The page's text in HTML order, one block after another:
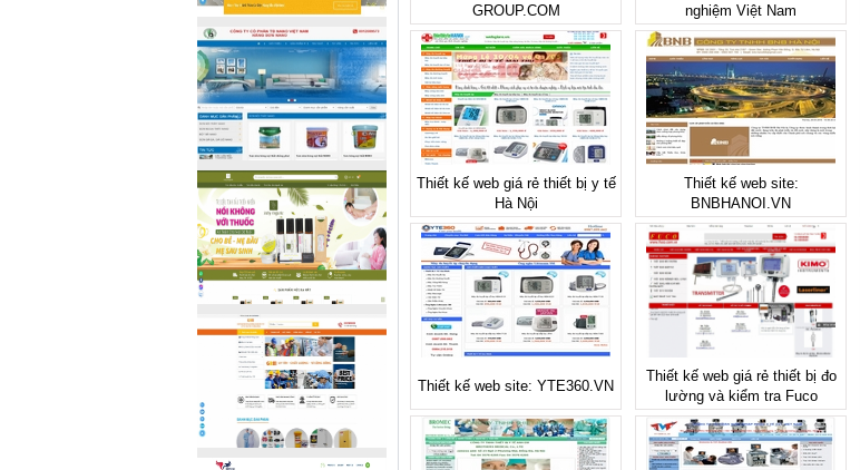
GROUP.COM
nghiệm Việt Nam
Thiết kế web giá rẻ thiết bị y tế
Hà Nội
Thiết kế web site:
BNBHANOI.VN
Thiết kế web site: YTE360.VN
Thiết kế web giá rẻ thiết bị đo
lường và kiểm tra Fuco